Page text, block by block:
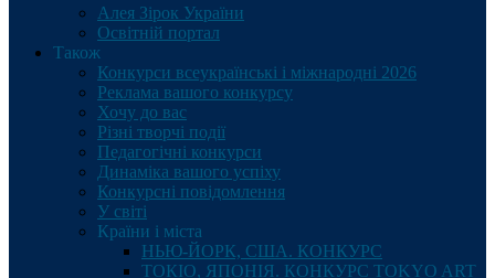
Алея Зірок України
Освітній портал
Також
Конкурси всеукраїнські і міжнародні 2026
Реклама вашого конкурсу
Хочу до вас
Різні творчі події
Педагогічні конкурси
Динаміка вашого успіху
Конкурсні повідомлення
У світі
Країни і міста
НЬЮ-ЙОРК, США. КОНКУРС
ТОКІО, ЯПОНІЯ. КОНКУРС TOKYO ART